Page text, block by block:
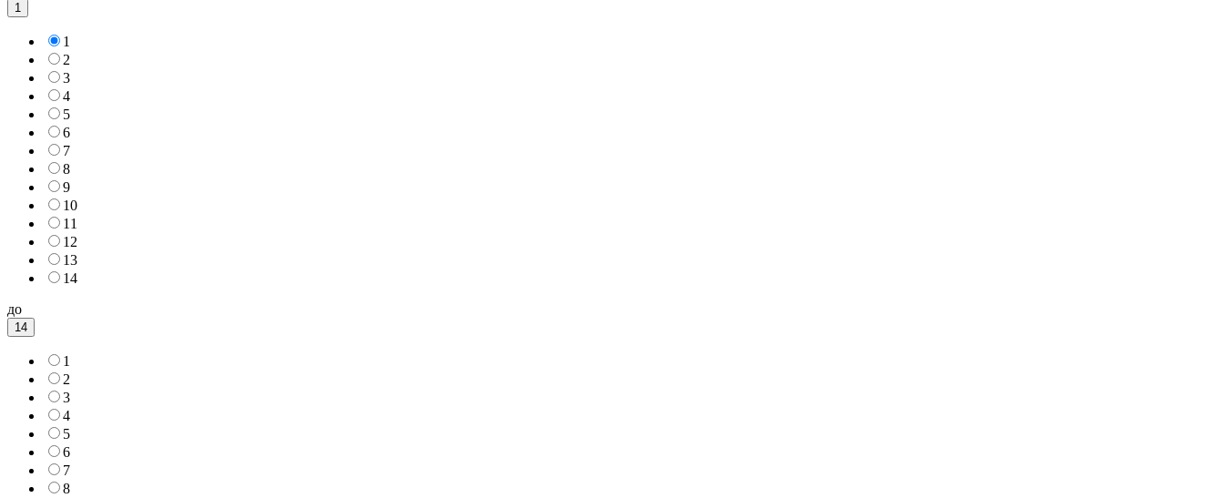
1
1
2
3
4
5
6
7
8
9
10
11
12
13
14
до
14
1
2
3
4
5
6
7
8